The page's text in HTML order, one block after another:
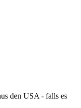
den USA - falls es